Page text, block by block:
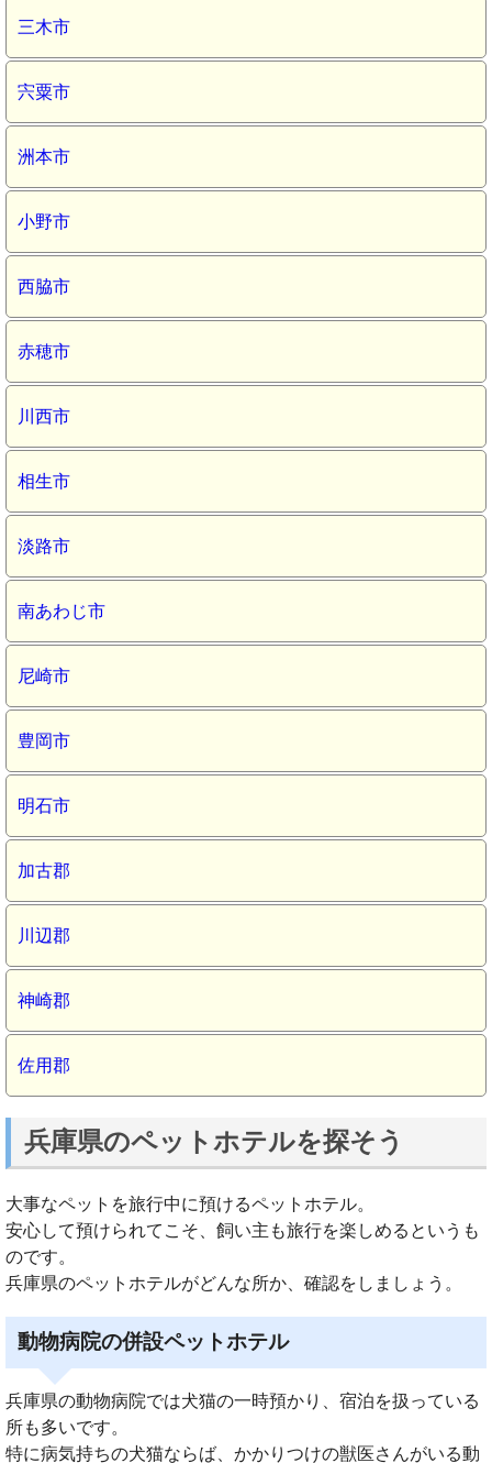
三木市
宍粟市
洲本市
小野市
西脇市
赤穂市
川西市
相生市
淡路市
南あわじ市
尼崎市
豊岡市
明石市
加古郡
川辺郡
神崎郡
佐用郡
兵庫県のペットホテルを探そう
大事なペットを旅行中に預けるペットホテル。
安心して預けられてこそ、飼い主も旅行を楽しめるというも
のです。
兵庫県のペットホテルがどんな所か、確認をしましょう。
動物病院の併設ペットホテル
兵庫県の動物病院では犬猫の一時預かり、宿泊を扱っている
所も多いです。
特に病気持ちの犬猫ならば、かかりつけの獣医さんがいる動